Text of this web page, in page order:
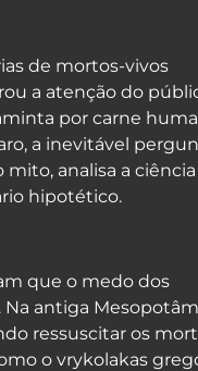
de mortos-vivos
a atenção do
por carne
a inevitável
analisa a ciência
hipotético.
que o medo dos
antiga
ressuscitar os
o vrykolakas